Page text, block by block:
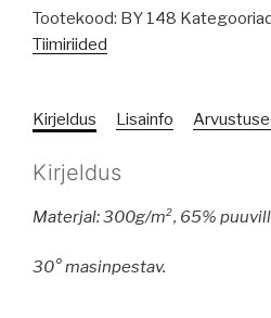
Tootekood: BY 148
Tiimiriided
Kirjeldus Lisainfo
Kirjeldus
Materjal: 300g/m², 65%
30° masinpestav.